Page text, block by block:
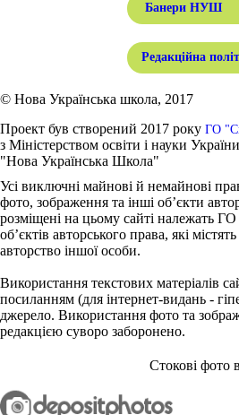
Банери НУШ
Редакційна
© Нова Українська школа, 2017
Проект був створений 2017 року ГО
з Міністерством освіти і науки
"Нова Українська Школа"
Усі виключні майнові й немайнові
фото, зображення та інші об’єкти
розміщені на цьому сайті належать ГО
об’єктів авторського права, які
авторство іншої особи.
Використання текстових матеріалів
посиланням (для інтернет-видань -
джерело. Використання фото та
редакцією суворо заборонено.
Стокові фото